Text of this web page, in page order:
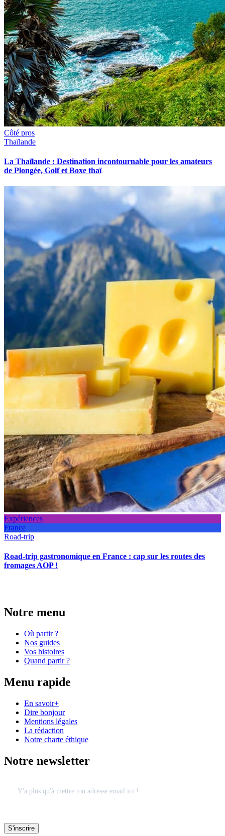
Côté pros
Thaïlande
La Thaïlande : Destination incontournable pour les amateurs
de Plongée, Golf et Boxe thaï
Expériences
France
Road-trip
Road-trip gastronomique en France : cap sur les routes des
fromages AOP !
Notre menu
Où partir ?
Nos guides
Vos histoires
Quand partir ?
Menu rapide
En savoir+
Dire bonjour
Mentions légales
La rédaction
Notre charte éthique
Notre newsletter